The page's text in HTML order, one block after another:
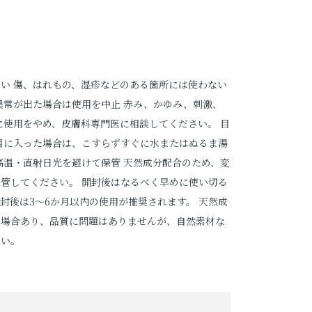
傷、はれもの、湿疹などのある箇所には使わない
が出た場合は使用を中止 赤み、かゆみ、刺激、
用をやめ、皮膚科専門医に相談してください。 目
入った場合は、こすらずすぐに水またはぬるま湯
・直射日光を避けて保管 天然成分配合のため、変
してください。 開封後はなるべく早めに使い切る
後は3～6か月以内の使用が推奨されます。 天然成
合あり、品質に問題はありませんが、自然素材な
。